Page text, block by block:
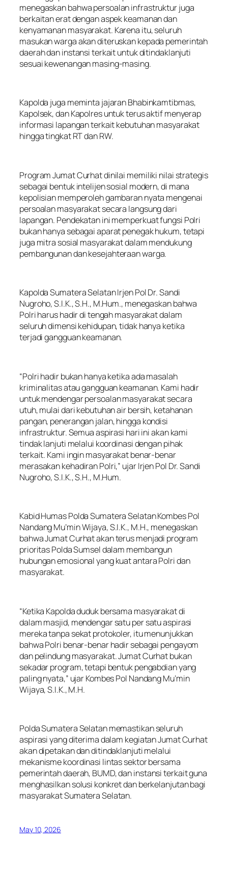
menegaskan bahwa persoalan infrastruktur juga
berkaitan erat dengan aspek keamanan dan
kenyamanan masyarakat. Karena itu, seluruh
masukan warga akan diteruskan kepada pemerintah
daerah dan instansi terkait untuk ditindaklanjuti
sesuai kewenangan masing-masing.
Kapolda juga meminta jajaran Bhabinkamtibmas,
Kapolsek, dan Kapolres untuk terus aktif menyerap
informasi lapangan terkait kebutuhan masyarakat
hingga tingkat RT dan RW.
Program Jumat Curhat dinilai memiliki nilai strategis
sebagai bentuk intelijen sosial modern, di mana
kepolisian memperoleh gambaran nyata mengenai
persoalan masyarakat secara langsung dari
lapangan. Pendekatan ini memperkuat fungsi Polri
bukan hanya sebagai aparat penegak hukum, tetapi
juga mitra sosial masyarakat dalam mendukung
pembangunan dan kesejahteraan warga.
Kapolda Sumatera Selatan Irjen Pol Dr. Sandi
Nugroho, S.I.K., S.H., M.Hum., menegaskan bahwa
Polri harus hadir di tengah masyarakat dalam
seluruh dimensi kehidupan, tidak hanya ketika
terjadi gangguan keamanan.
“Polri hadir bukan hanya ketika ada masalah
kriminalitas atau gangguan keamanan. Kami hadir
untuk mendengar persoalan masyarakat secara
utuh, mulai dari kebutuhan air bersih, ketahanan
pangan, penerangan jalan, hingga kondisi
infrastruktur. Semua aspirasi hari ini akan kami
tindak lanjuti melalui koordinasi dengan pihak
terkait. Kami ingin masyarakat benar-benar
merasakan kehadiran Polri,” ujar Irjen Pol Dr. Sandi
Nugroho, S.I.K., S.H., M.Hum.
Kabid Humas Polda Sumatera Selatan Kombes Pol
Nandang Mu’min Wijaya, S.I.K., M.H., menegaskan
bahwa Jumat Curhat akan terus menjadi program
prioritas Polda Sumsel dalam membangun
hubungan emosional yang kuat antara Polri dan
masyarakat.
“Ketika Kapolda duduk bersama masyarakat di
dalam masjid, mendengar satu per satu aspirasi
mereka tanpa sekat protokoler, itu menunjukkan
bahwa Polri benar-benar hadir sebagai pengayom
dan pelindung masyarakat. Jumat Curhat bukan
sekadar program, tetapi bentuk pengabdian yang
paling nyata,” ujar Kombes Pol Nandang Mu’min
Wijaya, S.I.K., M.H.
Polda Sumatera Selatan memastikan seluruh
aspirasi yang diterima dalam kegiatan Jumat Curhat
akan dipetakan dan ditindaklanjuti melalui
mekanisme koordinasi lintas sektor bersama
pemerintah daerah, BUMD, dan instansi terkait guna
menghasilkan solusi konkret dan berkelanjutan bagi
masyarakat Sumatera Selatan.
May 10, 2026